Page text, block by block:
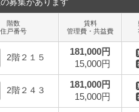
募集があります
階数
住戸番号
賃料
管理費・共益費
2階２１５
181,000円
15,000円
2階２４３
181,000円
15,000円